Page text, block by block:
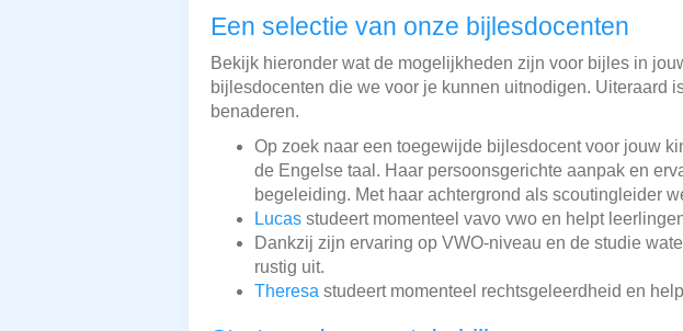
Een selectie van onze bijlesdocenten
Bekijk hieronder wat de mogelijkheden zijn voor bijles in
bijlesdocenten die we voor je kunnen uitnodigen. Uiteraard
benaderen.
Op zoek naar een toegewijde bijlesdocent voor jouw
de Engelse taal. Haar persoonsgerichte aanpak en
begeleiding. Met haar achtergrond als scoutingleider
Lucas studeert momenteel vavo vwo en helpt
Dankzij zijn ervaring op VWO-niveau en de studie
rustig uit.
Theresa studeert momenteel rechtsgeleerdheid en